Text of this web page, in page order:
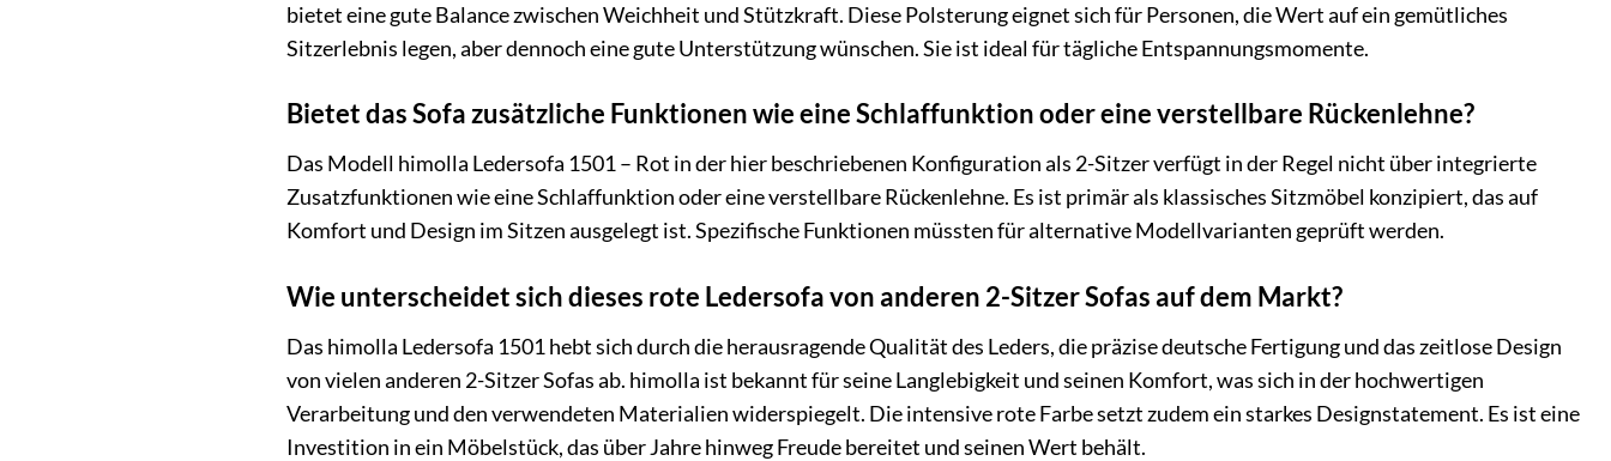
bietet eine gute Balance zwischen Weichheit und Stützkraft. Diese Polsterung eignet sich für Personen, die Wert auf ein gemütliches
Sitzerlebnis legen, aber dennoch eine gute Unterstützung wünschen. Sie ist ideal für tägliche Entspannungsmomente.
Bietet das Sofa zusätzliche Funktionen wie eine Schlaffunktion oder eine verstellbare Rückenlehne?
Das Modell himolla Ledersofa 1501 – Rot in der hier beschriebenen Konfiguration als 2-Sitzer verfügt in der Regel nicht über integrierte
Zusatzfunktionen wie eine Schlaffunktion oder eine verstellbare Rückenlehne. Es ist primär als klassisches Sitzmöbel konzipiert, das auf
Komfort und Design im Sitzen ausgelegt ist. Spezifische Funktionen müssten für alternative Modellvarianten geprüft werden.
Wie unterscheidet sich dieses rote Ledersofa von anderen 2-Sitzer Sofas auf dem Markt?
Das himolla Ledersofa 1501 hebt sich durch die herausragende Qualität des Leders, die präzise deutsche Fertigung und das zeitlose Design
von vielen anderen 2-Sitzer Sofas ab. himolla ist bekannt für seine Langlebigkeit und seinen Komfort, was sich in der hochwertigen
Verarbeitung und den verwendeten Materialien widerspiegelt. Die intensive rote Farbe setzt zudem ein starkes Designstatement. Es ist eine
Investition in ein Möbelstück, das über Jahre hinweg Freude bereitet und seinen Wert behält.